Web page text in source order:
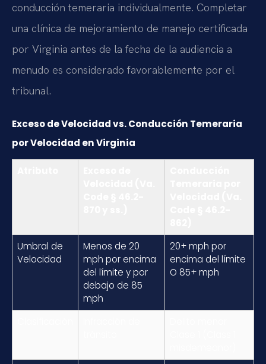
conducción temeraria individualmente. Completar
una clínica de mejoramiento de manejo certificada
por Virginia antes de la fecha de la audiencia a
menudo es considerado favorablemente por el
tribunal.
Exceso de Velocidad vs. Conducción Temeraria
por Velocidad en Virginia
Umbral de
Velocidad
Menos de 20
mph por encima
del límite y por
debajo de 85
mph
20+ mph por
encima del límite
O 85+ mph